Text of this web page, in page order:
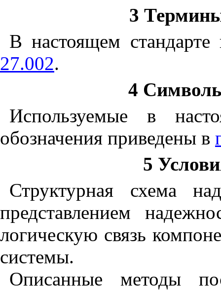
3
В настоящем
27.002.
4
Используемые в
обозначения приведены в
5
Структурная схема
представлением
логическую связь
системы.
Описанные методы